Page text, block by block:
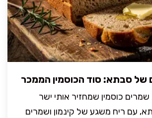
של סבתא: סוד הכוסמין הממכר
כוסמין שמחזיר אותי ישר
עם ריח משגע של קינמון ושמרים